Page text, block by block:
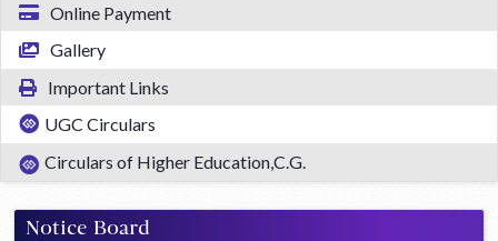
Online Payment
Gallery
Important Links
UGC Circulars
Circulars of Higher Education,C.G.
Notice Board